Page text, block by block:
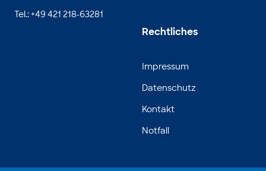
Tel.: +49 421 218-63281
Rechtliches
Impressum
Datenschutz
Kontakt
Notfall